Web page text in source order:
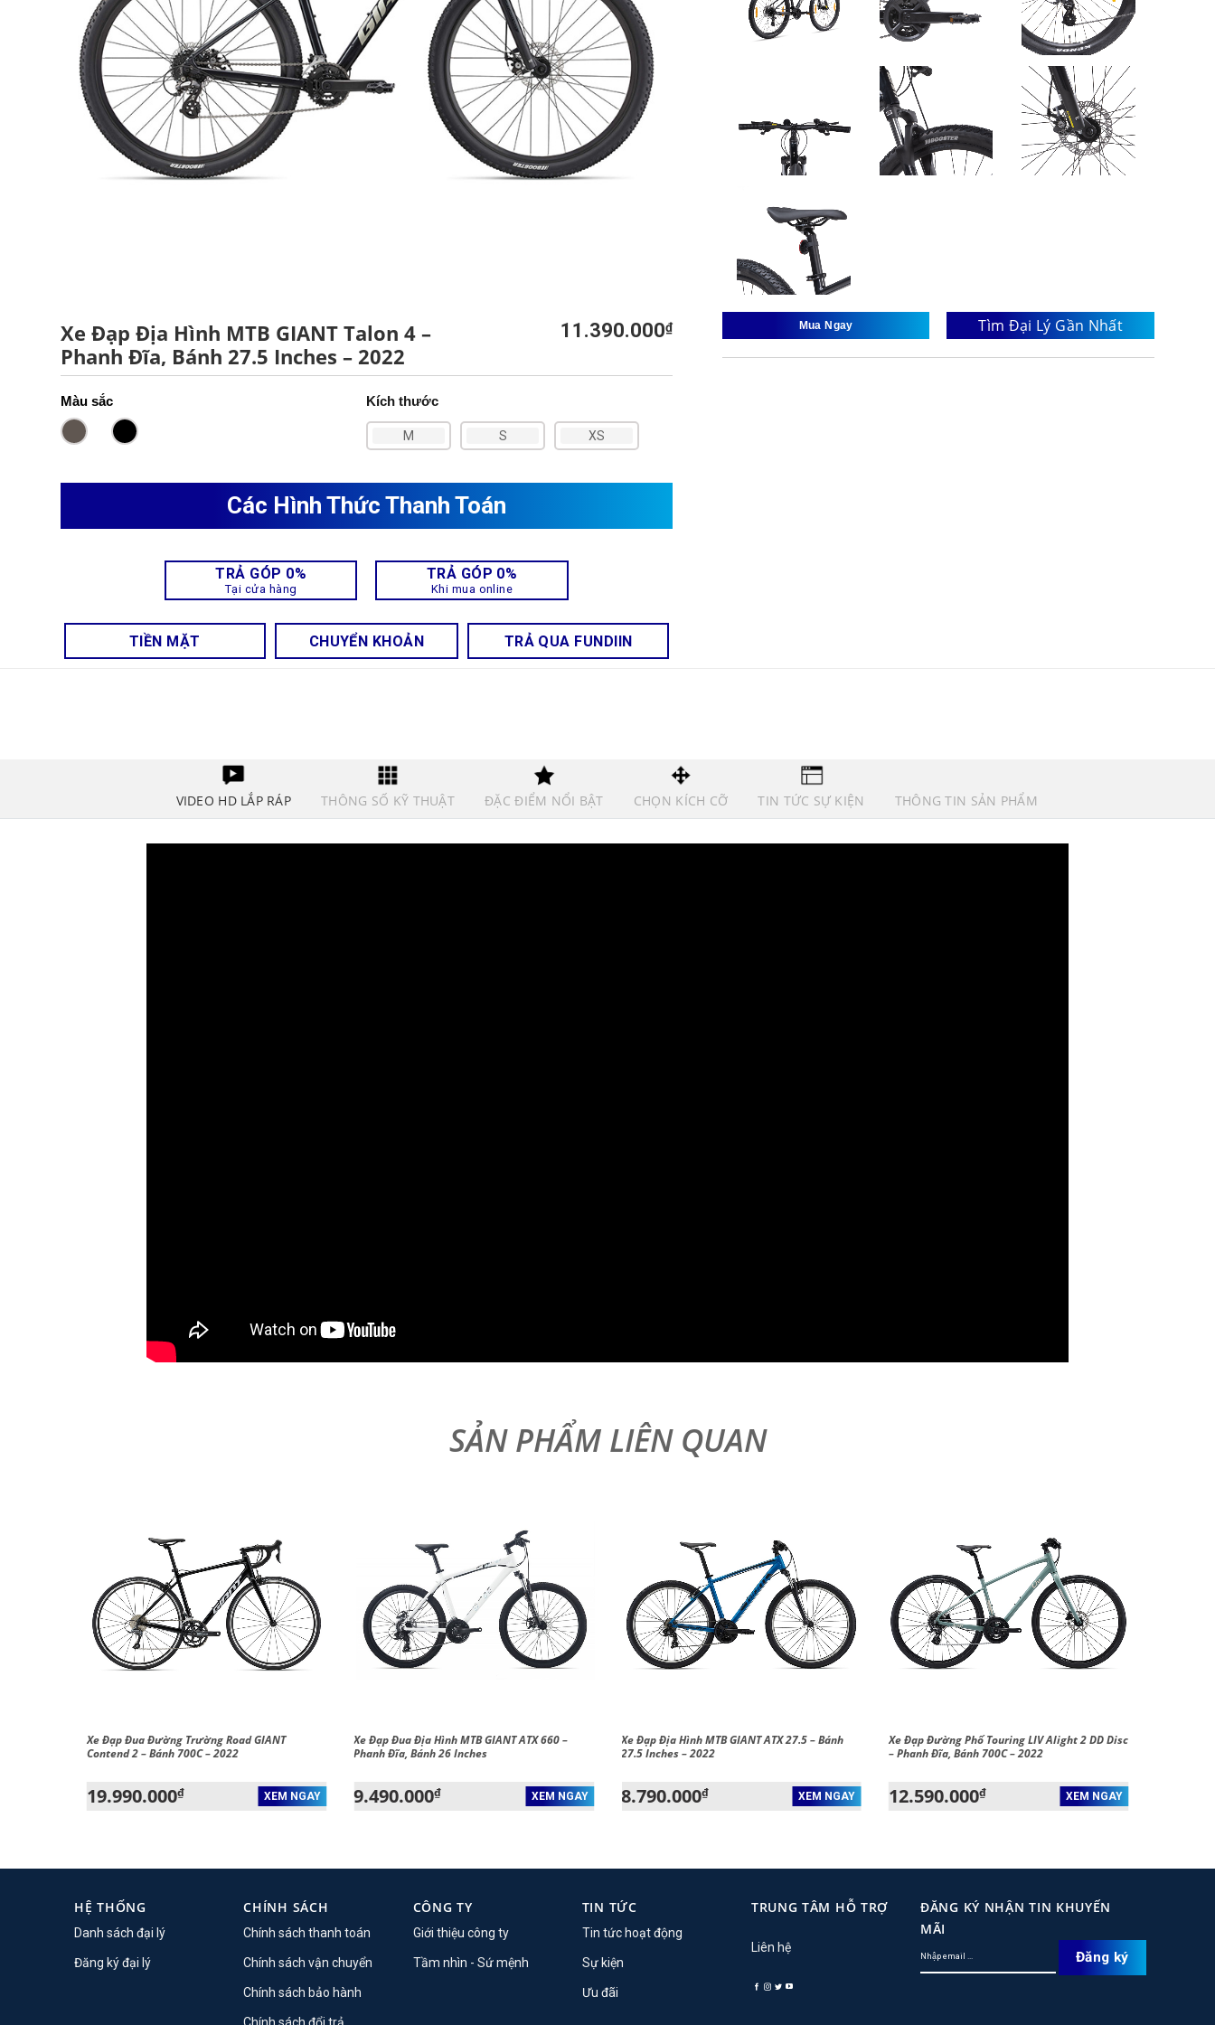
Xe Đạp Địa Hình MTB GIANT Talon 4 –
Phanh Đĩa, Bánh 27.5 Inches – 2022
11.390.000₫
Màu sắc Kích thước
M S XS
Các Hình Thức Thanh Toán
TRẢ GÓP 0%
Tại cửa hàng
TRẢ GÓP 0%
Khi mua online
TIỀN MẶT CHUYỂN KHOẢN TRẢ QUA FUNDIIN
Mua Ngay Tìm Đại Lý Gần Nhất
VIDEO HD LẮP RÁP THÔNG SỐ KỸ THUẬT ĐẶC ĐIỂM NỔI BẬT CHỌN KÍCH CỠ TIN TỨC SỰ KIỆN THÔNG TIN SẢN PHẨM
Xe Đạp Đua Đường Trường Road GIANT
Contend 2 – Bánh 700C – 2022
19.990.000₫ XEM NGAY
Xe Đạp Đua Địa Hình MTB GIANT ATX 660 –
Phanh Đĩa, Bánh 26 Inches
9.490.000₫ XEM NGAY
Xe Đạp Địa Hình MTB GIANT ATX 27.5 – Bánh
27.5 Inches – 2022
8.790.000₫ XEM NGAY
Xe Đạp Đường Phố Touring LIV Alight 2 DD Disc
– Phanh Đĩa, Bánh 700C – 2022
12.590.000₫ XEM NGAY
HỆ THỐNG
Danh sách đại lý
Đăng ký đại lý
CHÍNH SÁCH
Chính sách thanh toán
Chính sách vận chuyển
Chính sách bảo hành
CÔNG TY
Giới thiệu công ty
Tầm nhìn - Sứ mệnh
TIN TỨC
Tin tức hoạt động
Sự kiện
Ưu đãi
TRUNG TÂM HỖ TRỢ
Liên hệ
ĐĂNG KÝ NHẬN TIN KHUYẾN
MÃI